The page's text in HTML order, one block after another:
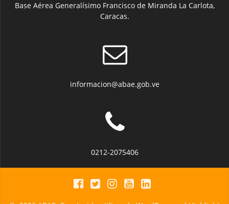
Base Aérea Generalísimo Francisco de Miranda La Carlota,
Caracas.
informacion@abae.gob.ve
0212-2075406